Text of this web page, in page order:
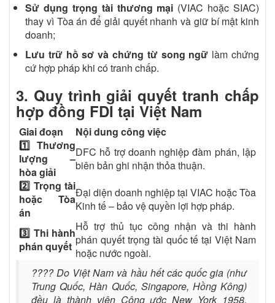
Sử dụng trọng tài thương mại (VIAC hoặc SIAC)
thay vì Tòa án để giải quyết nhanh và giữ bí mật kinh
doanh;
Lưu trữ hồ sơ và chứng từ song ngữ làm chứng
cứ hợp pháp khi có tranh chấp.
3. Quy trình giải quyết tranh chấp
hợp đồng FDI tại Việt Nam
Giai đoạn
Nội dung công việc
1️⃣ Thương
lượng –
hòa giải
DFC hỗ trợ doanh nghiệp đàm phán, lập
biên bản ghi nhận thỏa thuận.
2️⃣ Trọng tài
hoặc Tòa
án
Đại diện doanh nghiệp tại VIAC hoặc Tòa
Kinh tế – bảo vệ quyền lợi hợp pháp.
3️⃣ Thi hành
phán quyết
Hỗ trợ thủ tục công nhận và thi hành
phán quyết trọng tài quốc tế tại Việt Nam
hoặc nước ngoài.
????Do Việt Nam và hầu hết các quốc gia (như
Trung Quốc, Hàn Quốc, Singapore, Hồng Kông)
đều là thành viên Công ước New York 1958,